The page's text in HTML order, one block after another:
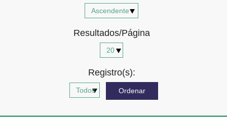
Resultados/Página
Registro(s):